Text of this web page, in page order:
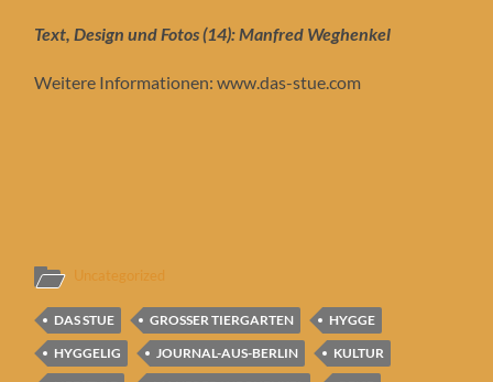
Text, Design und Fotos (14): Manfred Weghenkel
Weitere Informationen: www.das-stue.com
Uncategorized
DAS STUE GROSSER TIERGARTEN
HYGGE
HYGGELIG
JOURNAL-AUS-BERLIN
KULTUR